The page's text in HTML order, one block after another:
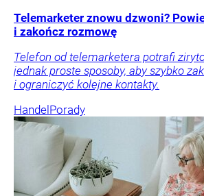
Telemarketer znowu dzwoni?
i zakończ rozmowę
Telefon od telemarketera potrafi
jednak proste sposoby, aby szybko
i ograniczyć kolejne kontakty.
Handel Porady